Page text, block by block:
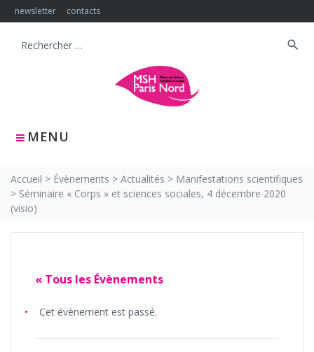
Skip
to
newsletter contacts
MENU
Search
search
Accueil > Évènements > Actualités > Manifestations scientifiques
> Séminaire « Corps » et sciences sociales, 4 décembre 2020
(visio)
« Tous les Évènements
Cet évènement est passé.